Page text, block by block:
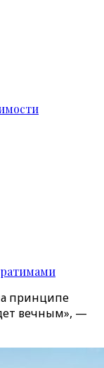
принципе
вечным», —